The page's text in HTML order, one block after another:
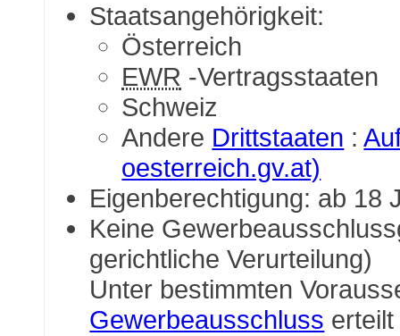
Staatsangehörigkeit:
Österreich
EWR -Vertragsstaaten
Schweiz
Andere Drittstaaten :
oesterreich.gv.at)
Eigenberechtigung: ab 18
Keine
gerichtliche Verurteilung)
Unter bestimmten
Gewerbeausschluss